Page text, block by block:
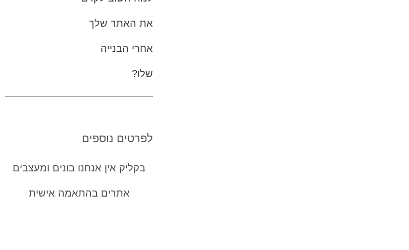
את האתר שלך
אחרי הבנייה
שלו?
לפרטים נוספים
בקליק אין אנחנו בונים ומעצבים
אתרים בהתאמה אישית